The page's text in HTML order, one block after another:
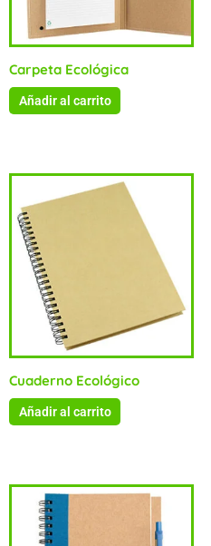
Carpeta Ecológica
Añadir al carrito
Cuaderno Ecológico
Añadir al carrito